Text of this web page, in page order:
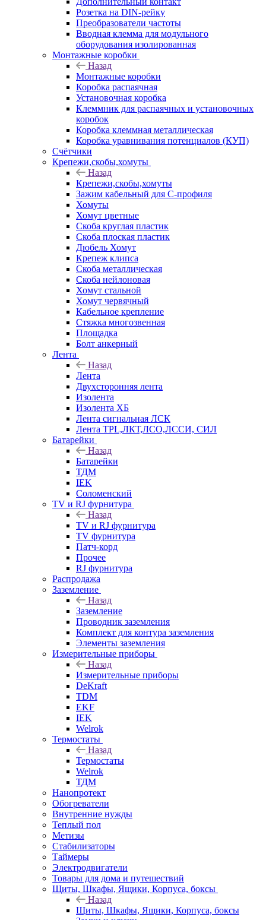
Розетка на DIN-рейку
Преобразователи частоты
Вводная клемма для модульного
оборудования изолированная
Монтажные коробки
Назад
Монтажные коробки
Коробка распаячная
Установочная коробка
Клеммник для распаячных и установочных
коробок
Коробка клеммная металлическая
Коробка уравнивания потенциалов (КУП)
Счётчики
Крепежи,скобы,хомуты
Назад
Крепежи,скобы,хомуты
Зажим кабельный для С-профиля
Хомуты
Хомут цветные
Скоба круглая пластик
Скоба плоская пластик
Дюбель Хомут
Крепеж клипса
Скоба металлическая
Скоба нейлоновая
Хомут стальной
Хомут червячный
Кабельное крепление
Стяжка многозвенная
Площадка
Болт анкерный
Лента
Назад
Лента
Двухсторонняя лента
Изолента
Изолента ХБ
Лента сигнальная ЛСК
Лента TPL,ЛКТ,ЛСО,ЛССИ, СИЛ
Батарейки
Назад
Батарейки
ТДМ
IEK
Соломенский
TV и RJ фурнитура
Назад
TV и RJ фурнитура
TV фурнитура
Патч-корд
Прочее
RJ фурнитура
Распродажа
Заземление
Назад
Заземление
Проводник заземления
Комплект для контура заземления
Элементы заземления
Измерительные приборы
Назад
Измерительные приборы
DeKraft
TDM
EKF
IEK
Welrok
Термостаты
Назад
Термостаты
Welrok
ТДМ
Нанопротект
Обогреватели
Внутренние нужды
Теплый пол
Метизы
Стабилизаторы
Таймеры
Электродвигатели
Товары для дома и путешествий
Щиты, Шкафы, Ящики, Корпуса, боксы
Назад
Щиты, Шкафы, Ящики, Корпуса, боксы